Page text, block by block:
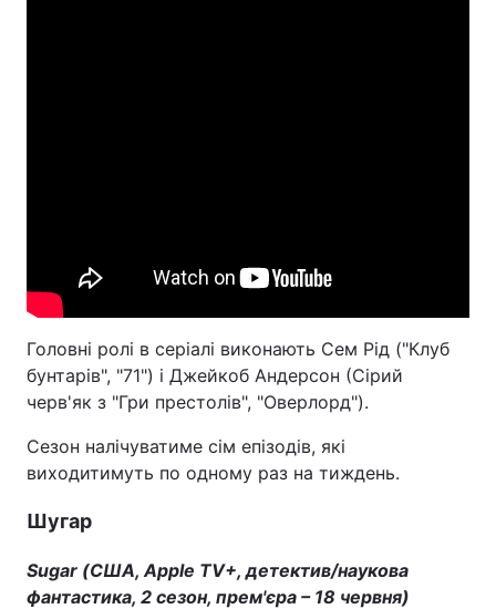
Головні ролі в серіалі виконають Сем Рід ("Клуб
бунтарів", "71") і Джейкоб Андерсон (Сірий
черв'як з "Гри престолів", "Оверлорд").
Сезон налічуватиме сім епізодів, які
виходитимуть по одному раз на тиждень.
Шугар
Sugar (США, Apple TV+, детектив/наукова
фантастика, 2 сезон, прем'єра – 18 червня)